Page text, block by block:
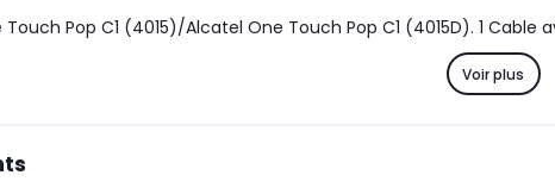
Pop C1 (4015)/Alcatel One Touch Pop C1 (4015D). 1 Cable
Voir plus